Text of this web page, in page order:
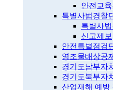
안전교
특별사법경찰
특별사
신고제보
안전특별점검
영조물배상공제
경기도남부자
경기도북부자
산업재해 예방